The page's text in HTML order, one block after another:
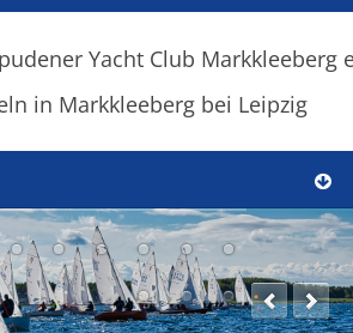
Yacht Club Markkleeberg
in Markkleeberg bei Leipzig